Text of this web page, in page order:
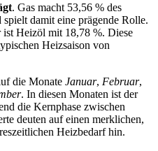
. Gas macht 53,56 % des
spielt damit eine prägende Rolle.
Heizöl mit 18,78 %. Diese
Heizsaison von
die Monate Januar, Februar,
. In diesen Monaten ist der
die Kernphase zwischen
deuten auf einen merklichen,
Heizbedarf hin.